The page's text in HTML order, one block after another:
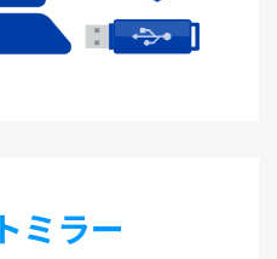
ミラー